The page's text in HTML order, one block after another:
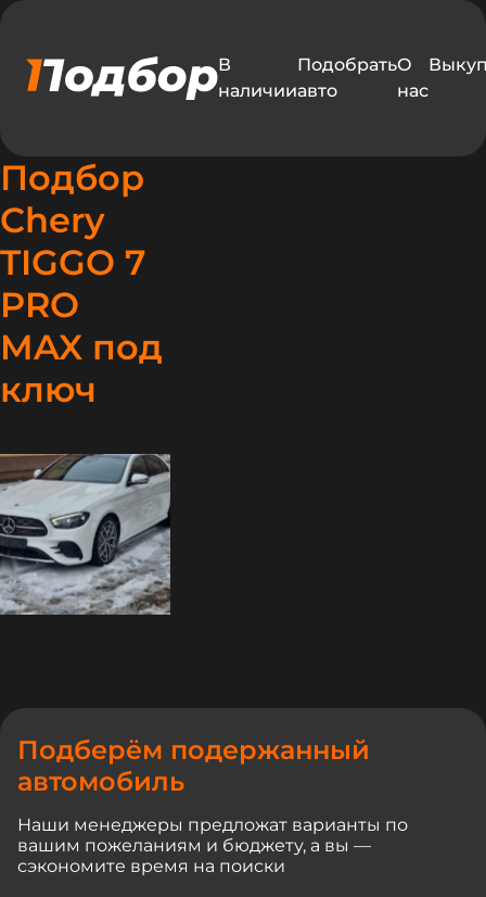
В
наличии
Подобрать
авто
О
нас
Подбор
Chery
TIGGO 7
PRO
MAX под
ключ
Подберём подержанный
автомобиль
Наши менеджеры предложат варианты по
вашим пожеланиям и бюджету, а вы —
сэкономите время на поиски